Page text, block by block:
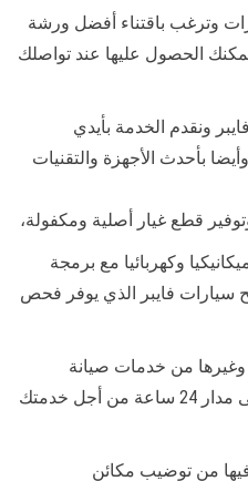
وترغب باقتناء أفضل ورشة
الحصول عليها عند تواصلك
ونقدم الخدمة بأيدي
بأحدث الأجهزة والتقنيات
قطع غيار أصلية ومكفولة،
وكهربائيا مع برمجة
سيارات فايبر الذي يوفر فحص
من خدمات صيانة
السيارات، ولدينا خدمة متاحة على مدار 24 ساعة من أجل خدمتك
من توضيب مكائن